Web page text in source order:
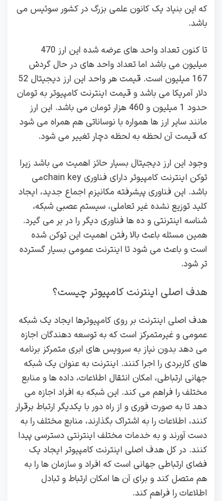
که این بنیاد یک کانون علمی بزرگ در کشور سوئیس می
باشد.
تا کنون تعداد واحد های عرضه شده این ارز 470
میلیون می باشد اما تعداد واحد های در حال گردش
167 میلیون است. قیمت هر واحد این ارز دیجیتال 52
دلار آمریکا می باشد و قیمت اینترنت کامپیوتر به تومان
حدود 1 میلیون و 460 هزار تومان می باشد. این ارز
مانند سایر ارز ها همواره با نوساناتی هم همراه می شود
که قیمت آن لحظه به لحظه دچار تغییر می شود.
وجود این ارز دیجیتال بسیار حائز اهمیت می باشد زیرا
توکن اینترنت کامپیوتر دارای فناوری chain keyمی
باشد. این فناوری پیشرفته مکانیزم اجماع جدید، ایجاد
کلید توزیع نشده غیر تعاملی، سیستم عصبی شبکه،
شناسه اینترنتی و ده ها فناوری دیگر را در بر می گیرد.
همین مسئله باعث بالا رفتن اهمیت این توکن شده
است و باعث می شود تا اینترنت عمومی بسیار گسترده
تر شود.
هدف اصلی اینترنت کامپیوتر چیست؟
هدف اصلی اینترنت بر روی کامپیوترها ایجاد یک شبکه
عمومی و غیرمتمرکز است که به توسعه‌ دهندگان اجازه
می‌ دهد بدون نیاز به سرویس‌ های ابری متمرکز برنامه‌
های کاربردی را اجرا کنند. اینترنت به عنوان یک شبکه
جهانی ارتباطی، امکان انتقال اطلاعات، داده‌ ها و منابع
مختلف را فراهم می‌ کند. این شبکه به افراد اجازه می‌
دهد تا به صورت فوری و از راه دور با یکدیگر ارتباط برقرار
کنند، اطلاعات را به اشتراک بگذارند، منابع مختلف را به
دست آورند و به خدمات مختلف اینترنتی دسترسی پیدا
کنند. در کل هدف اصلی اینترنت کامپیوتر ایجاد یک
فضای ارتباطی جهانی است که افراد و سازمان‌ ها را به
هم متصل کند و برای آن ها امکان ارتباط و تبادل
اطلاعات را فراهم کند.